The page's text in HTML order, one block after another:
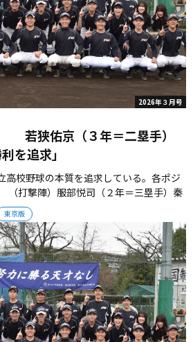
2026年３月号
東京版
若狭佑京（３年＝二塁手）
を追求」
高校野球の本質を追求している。各ポジ
（打撃陣）服部悦司（２年＝三塁手）秦
翔（３年＝一塁手）若狭佑京（３年＝
たちがチャンスメークして、４番・四
アップにつないでいく。 （投手陣）小松